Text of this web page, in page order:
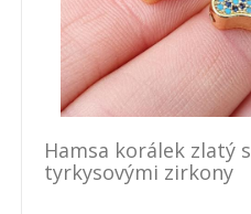
Hamsa korálek zlatý s
tyrkysovými zirkony